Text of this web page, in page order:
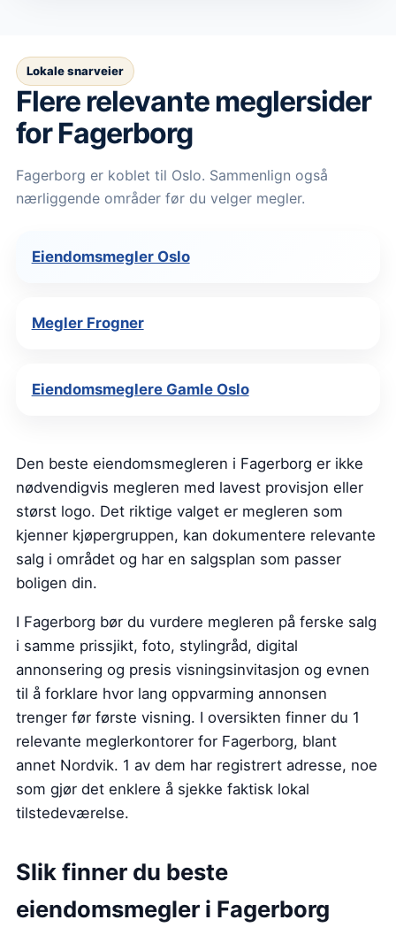
Lokale snarveier
Flere relevante meglersider
for Fagerborg
Fagerborg er koblet til Oslo. Sammenlign også
nærliggende områder før du velger megler.
Eiendomsmegler Oslo
Megler Frogner
Eiendomsmeglere Gamle Oslo
Den beste eiendomsmegleren i Fagerborg er ikke
nødvendigvis megleren med lavest provisjon eller
størst logo. Det riktige valget er megleren som
kjenner kjøpergruppen, kan dokumentere relevante
salg i området og har en salgsplan som passer
boligen din.
I Fagerborg bør du vurdere megleren på ferske salg
i samme prissjikt, foto, stylingråd, digital
annonsering og presis visningsinvitasjon og evnen
til å forklare hvor lang oppvarming annonsen
trenger før første visning. I oversikten finner du 1
relevante meglerkontorer for Fagerborg, blant
annet Nordvik. 1 av dem har registrert adresse, noe
som gjør det enklere å sjekke faktisk lokal
tilstedeværelse.
Slik finner du beste
eiendomsmegler i Fagerborg